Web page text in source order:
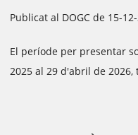
Publicat al DOGC de 15-
El període per presentar
2025 al 29 d'abril de 2026,